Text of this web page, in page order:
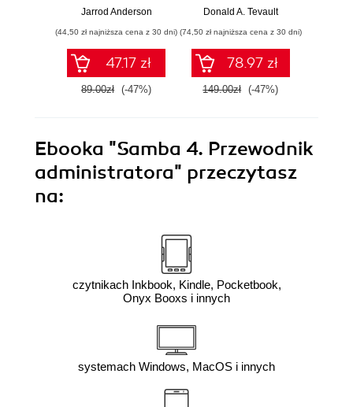
biznes i
zespołowi w erze
sztucznej
inteligencji
Jarrod Anderson
(44,50 zł najniższa cena z 30 dni)
47.17 zł
89.00zł (-47%)
którym
zautomatyzujesz i
usprawnisz każde
zadanie
Donald A. Tevault
(74,50 zł najniższa cena z 30 dni)
78.97 zł
149.00zł (-47%)
Ebooka "Samba 4. Przewodnik
administratora" przeczytasz
na:
czytnikach Inkbook, Kindle, Pocketbook,
Onyx Booxs i innych
systemach Windows, MacOS i innych